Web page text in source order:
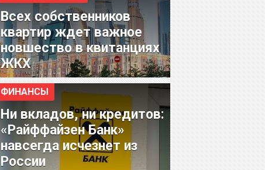
Всех собственников
квартир ждет важное
новшество в квитанциях
ЖКХ
ФИНАНСЫ
Ни вкладов, ни кредитов:
«Райффайзен Банк»
навсегда исчезнет из
России